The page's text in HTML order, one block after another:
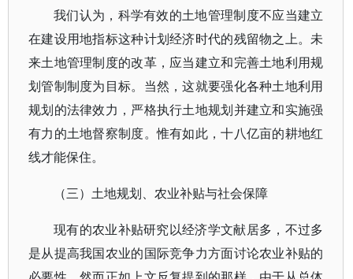
我们认为，科学有效的土地管理制度不应当建立
在建设用地指标这种计划经济时代的残留物之上。未
来土地管理制度的改革，应当建立和完善土地利用规
划管制制度为目标。当然，这就要强化各种土地利用
规划的法律效力，严格执行土地规划并建立和实施强
有力的土地督察制度。惟有如此，十八亿亩的耕地红
线才能保住。
（三）土地规划、农业补贴与社会保障
现有的农业补贴研究以经济学文献居多，不过多
是从提高我国农业的国际竞争力方面讨论农业补贴的